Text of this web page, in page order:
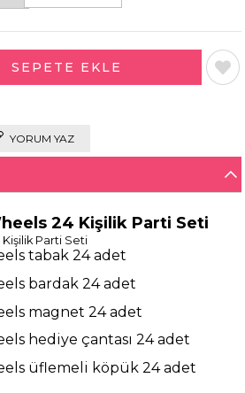
YORUM YAZ
24 Kişilik Parti Seti
Parti Seti
tabak 24 adet
bardak 24 adet
magnet 24 adet
hediye çantası 24 adet
üflemeli köpük 24 adet